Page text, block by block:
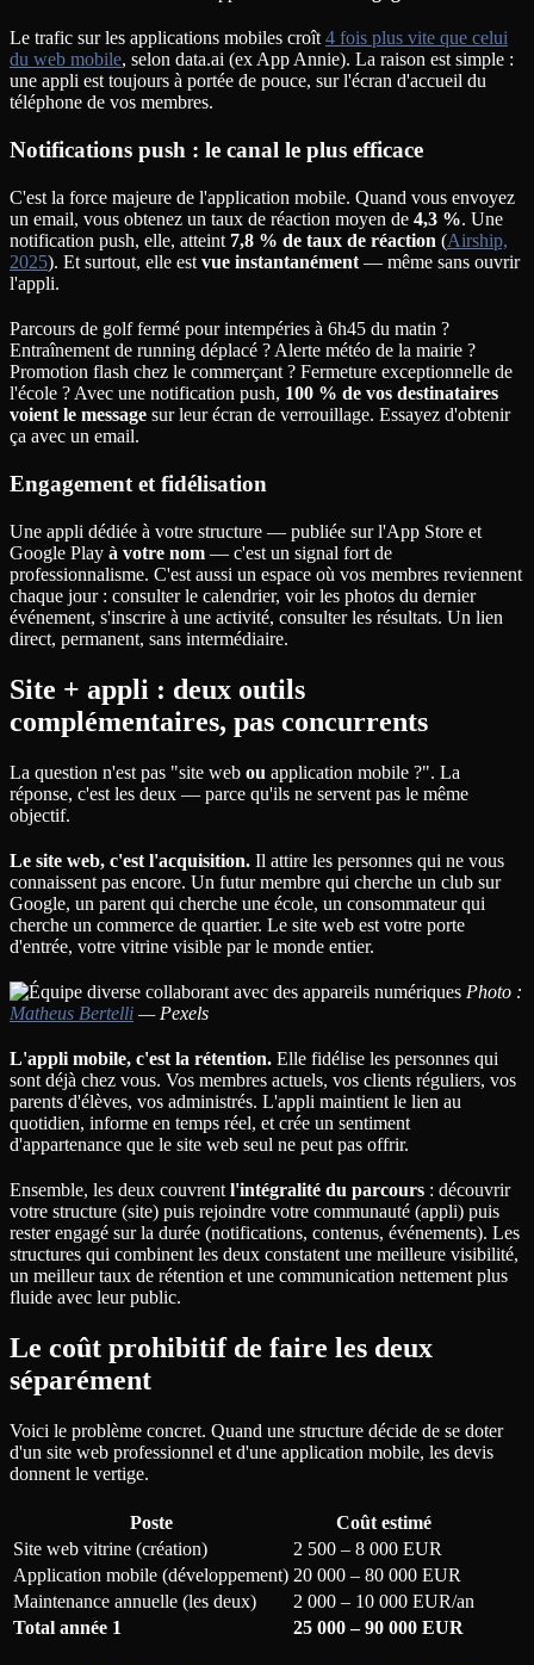
Le trafic sur les applications mobiles croît 4 fois plus vite que celui
du web mobile, selon data.ai (ex App Annie). La raison est simple :
une appli est toujours à portée de pouce, sur l'écran d'accueil du
téléphone de vos membres.
Notifications push : le canal le plus efficace
C'est la force majeure de l'application mobile. Quand vous envoyez
un email, vous obtenez un taux de réaction moyen de 4,3 %. Une
notification push, elle, atteint 7,8 % de taux de réaction (Airship,
2025). Et surtout, elle est vue instantanément — même sans ouvrir
l'appli.
Parcours de golf fermé pour intempéries à 6h45 du matin ?
Entraînement de running déplacé ? Alerte météo de la mairie ?
Promotion flash chez le commerçant ? Fermeture exceptionnelle de
l'école ? Avec une notification push, 100 % de vos destinataires
voient le message sur leur écran de verrouillage. Essayez d'obtenir
ça avec un email.
Engagement et fidélisation
Une appli dédiée à votre structure — publiée sur l'App Store et
Google Play à votre nom — c'est un signal fort de
professionnalisme. C'est aussi un espace où vos membres reviennent
chaque jour : consulter le calendrier, voir les photos du dernier
événement, s'inscrire à une activité, consulter les résultats. Un lien
direct, permanent, sans intermédiaire.
Site + appli : deux outils
complémentaires, pas concurrents
La question n'est pas "site web ou application mobile ?". La
réponse, c'est les deux — parce qu'ils ne servent pas le même
objectif.
Le site web, c'est l'acquisition. Il attire les personnes qui ne vous
connaissent pas encore. Un futur membre qui cherche un club sur
Google, un parent qui cherche une école, un consommateur qui
cherche un commerce de quartier. Le site web est votre porte
d'entrée, votre vitrine visible par le monde entier.
Photo :
Matheus Bertelli — Pexels
L'appli mobile, c'est la rétention. Elle fidélise les personnes qui
sont déjà chez vous. Vos membres actuels, vos clients réguliers, vos
parents d'élèves, vos administrés. L'appli maintient le lien au
quotidien, informe en temps réel, et crée un sentiment
d'appartenance que le site web seul ne peut pas offrir.
Ensemble, les deux couvrent l'intégralité du parcours : découvrir
votre structure (site) puis rejoindre votre communauté (appli) puis
rester engagé sur la durée (notifications, contenus, événements). Les
structures qui combinent les deux constatent une meilleure visibilité,
un meilleur taux de rétention et une communication nettement plus
fluide avec leur public.
Le coût prohibitif de faire les deux
séparément
Voici le problème concret. Quand une structure décide de se doter
d'un site web professionnel et d'une application mobile, les devis
donnent le vertige.
Poste
Coût estimé
Site web vitrine (création)
2 500 – 8 000 EUR
Application mobile (développement) 20 000 – 80 000 EUR
Maintenance annuelle (les deux)
2 000 – 10 000 EUR/an
Total année 1
25 000 – 90 000 EUR